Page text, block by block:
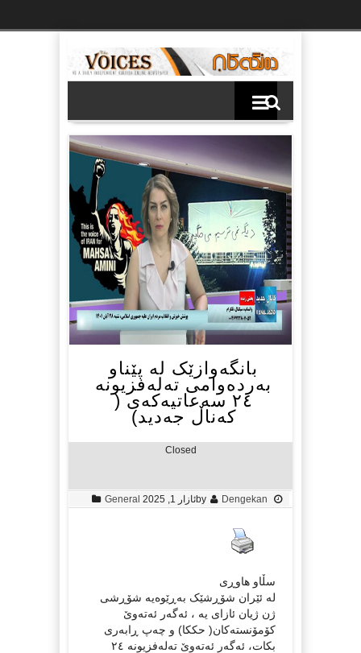
بانگەوازێک لە پێناو
بەردەوامی تەلەفزیونە
٢٤ سەعاتیەکەی (
کەناڵ جەدید)
Closed
by Dengekan ئازار 1, 2025 General
سڵاو هاوڕی
لە ئێران شۆڕشێک بەڕێوەیە شۆڕشی
ژن ژیان ئازای یە ، ئەگەر ئەتەوێ
کۆمۆنستەکان( حککا) و چەپ ڕابەری
بکات، ئەگەر ئەتەوێ تەلەفزیونە ٢٤